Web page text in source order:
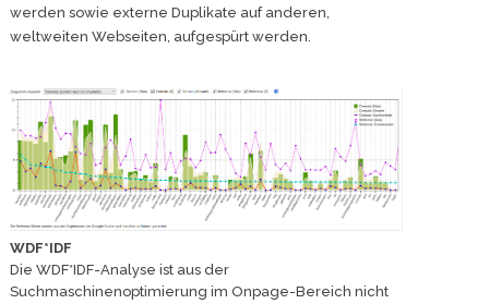
werden sowie externe Duplikate auf anderen,
weltweiten Webseiten, aufgespürt werden.
WDF*IDF
Die WDF*IDF-Analyse ist aus der
Suchmaschinenoptimierung im Onpage-Bereich nicht